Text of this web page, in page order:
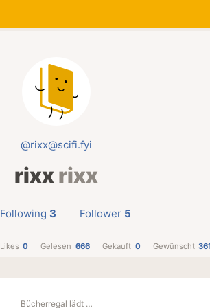
@rixx@scifi.fyi
rixxrixx
Following 3 Follower 5
Likes 0 Gelesen 666 Gekauft 0 Gewünscht
Bücherregal lädt …